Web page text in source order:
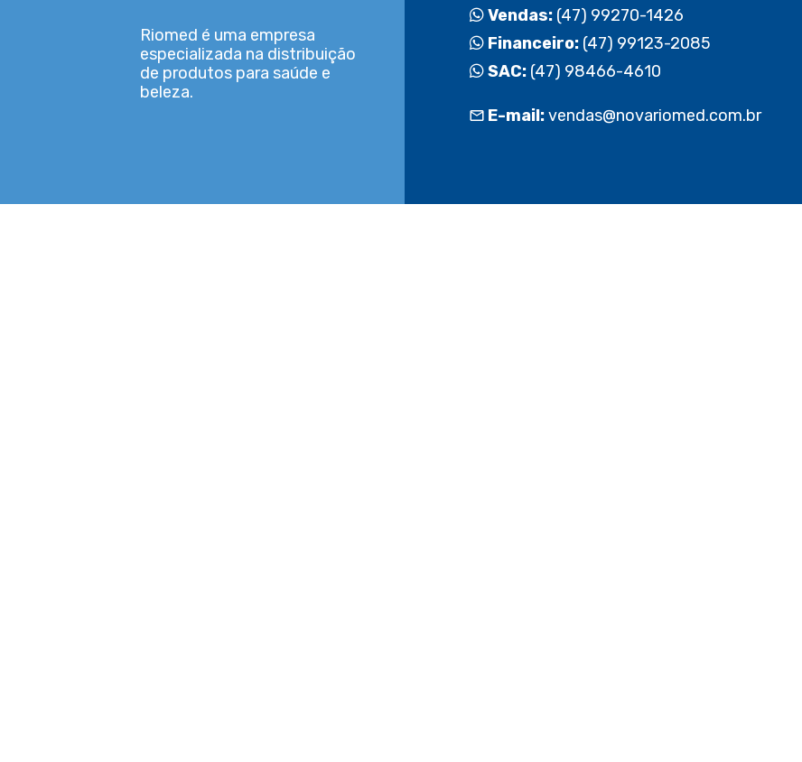
Riomed é uma empresa
especializada na distribuição
de produtos para saúde e
beleza.
Vendas: (47) 99270-1426
Financeiro: (47) 99123-2085
SAC: (47) 98466-4610
E-mail:vendas@novariomed.com.br